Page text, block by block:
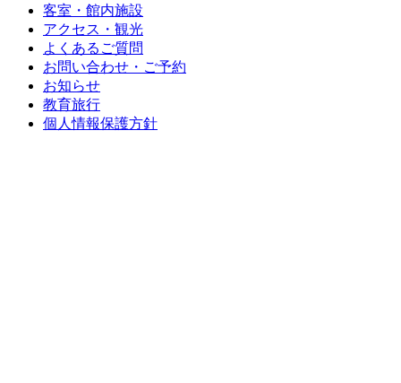
客室・館内施設
アクセス・観光
よくあるご質問
お問い合わせ・ご予約
お知らせ
教育旅行
個人情報保護方針